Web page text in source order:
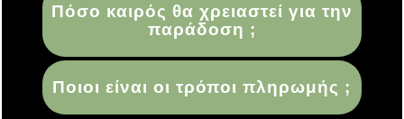
Πόσο καιρός θα χρειαστεί για την
παράδοση ;
Ποιοι είναι οι τρόποι πληρωμής ;